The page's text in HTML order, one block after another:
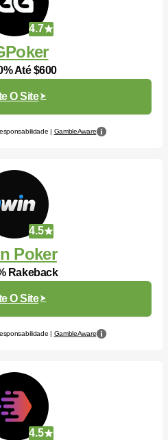
4.7
Até $600
O Site
| GambleAware
4.5
Poker
Rakeback
O Site
| GambleAware
4.5